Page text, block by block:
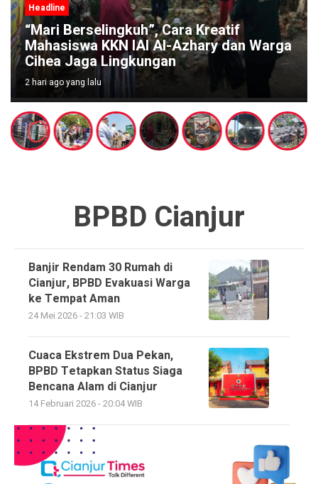
Headline
“Mari Berselingkuh”, Cara Kreatif
Mahasiswa KKN IAI Al-Azhary dan Warga
Cihea Jaga Lingkungan
2 hari ago yang lalu
BPBD Cianjur
Banjir Rendam 30 Rumah di
Cianjur, BPBD Evakuasi Warga
ke Tempat Aman
24 Mei 2026 - 21:03 WIB
Cuaca Ekstrem Dua Pekan,
BPBD Tetapkan Status Siaga
Bencana Alam di Cianjur
14 Februari 2026 - 20:04 WIB